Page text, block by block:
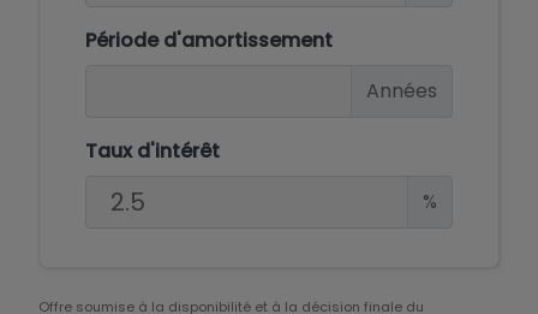
Période d'amortissement
Années
Taux d'intérêt
%
Offre soumise à la disponibilité et à la décision finale du